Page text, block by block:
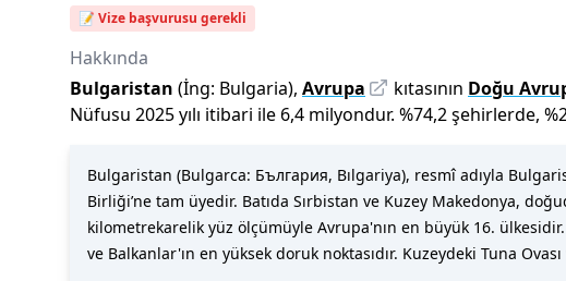
📝 Vize başvurusu gerekli
Hakkında
Bulgaristan (İng: Bulgaria), Avrupa kıtasının Doğu
Nüfusu 2025yılı itibari ile 6,4 milyondur. %74,2şehirlerde, %
Bulgaristan (Bulgarca: България, Bılgariya), resmî adıyla
Birliği’ne tam üyedir. Batıda Sırbistan ve Kuzey Makedonya,
kilometrekarelik yüz ölçümüyle Avrupa'nın en büyük 16.
ve Balkanlar'ın en yüksek doruk noktasıdır. Kuzeydeki Tuna